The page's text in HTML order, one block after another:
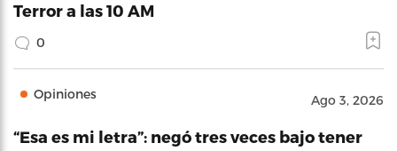
Terror a las 10 AM
0
Opiniones Ago 3, 2026
“Esa es mi letra”: negó tres veces bajo tener